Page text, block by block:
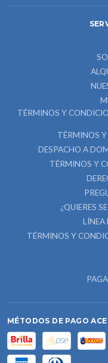
TÉRMINOS Y
TÉRMINOS Y
DESPACHO A
TÉRMINOS Y
¿QUIERES
LÍNEA
TÉRMINOS Y
MÉTODOS DE PAGO